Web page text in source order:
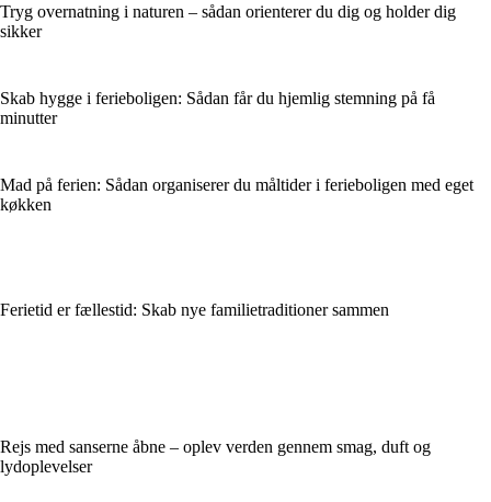
Tryg overnatning i naturen – sådan orienterer du dig og holder dig
sikker
Skab hygge i ferieboligen: Sådan får du hjemlig stemning på få
minutter
Mad på ferien: Sådan organiserer du måltider i ferieboligen med eget
køkken
Ferietid er fællestid: Skab nye familietraditioner sammen
Rejs med sanserne åbne – oplev verden gennem smag, duft og
lydoplevelser